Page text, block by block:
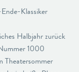
Klassiker
Halbjahr zurück
1000
Theatersommer